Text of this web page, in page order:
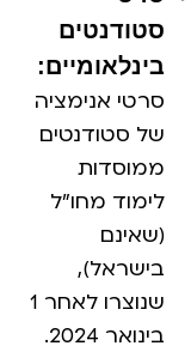
סטודנטים
בינלאומיים:
סרטי אנימציה
של סטודנטים
ממוסדות
לימוד מחו"ל
(שאינם
בישראל),
שנוצרו לאחר 1
בינואר 2024.